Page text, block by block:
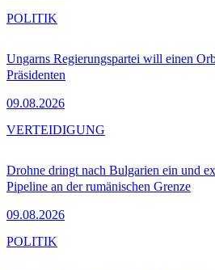
Ungarns Regierungspartei will einen
Präsidenten
09.08.2026
POLITIK
Drohne dringt nach Bulgarien ein und
Pipeline an der rumänischen Grenze
09.08.2026
VERTEIDIGUNG
POLITIK